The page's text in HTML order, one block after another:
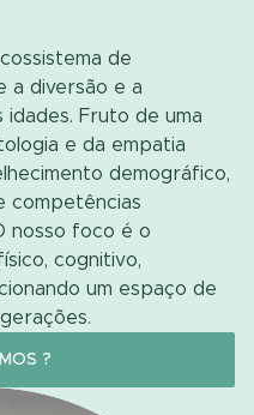
de
a diversão e a
Fruto de uma
e da empatia
demográfico,
competências
nosso foco é o
cognitivo,
um espaço de
?